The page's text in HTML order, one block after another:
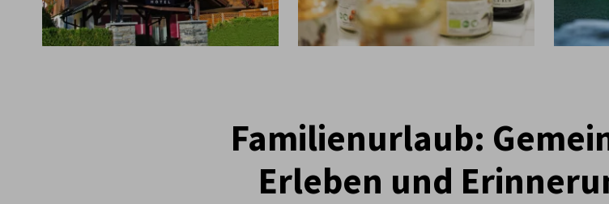
Familienurlaub:
Erleben und